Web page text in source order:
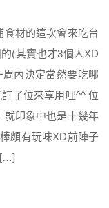
材的這次會來吃台
(其實也才3個人XD
內決定當然要吃哪
了位來享用哩^^ 位
就印象中也是十幾年
頗有玩味XD前陣子
[…]